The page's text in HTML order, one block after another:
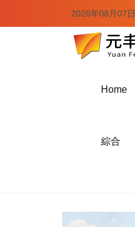
2026年08月07日
Home
綜合